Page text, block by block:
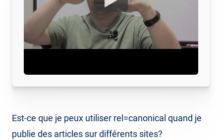
Est-ce que je peux utiliser rel=canonical quand je
publie des articles sur différents sites?